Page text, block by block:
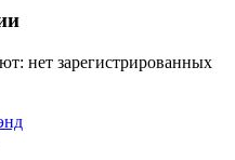
нет зарегистрированных